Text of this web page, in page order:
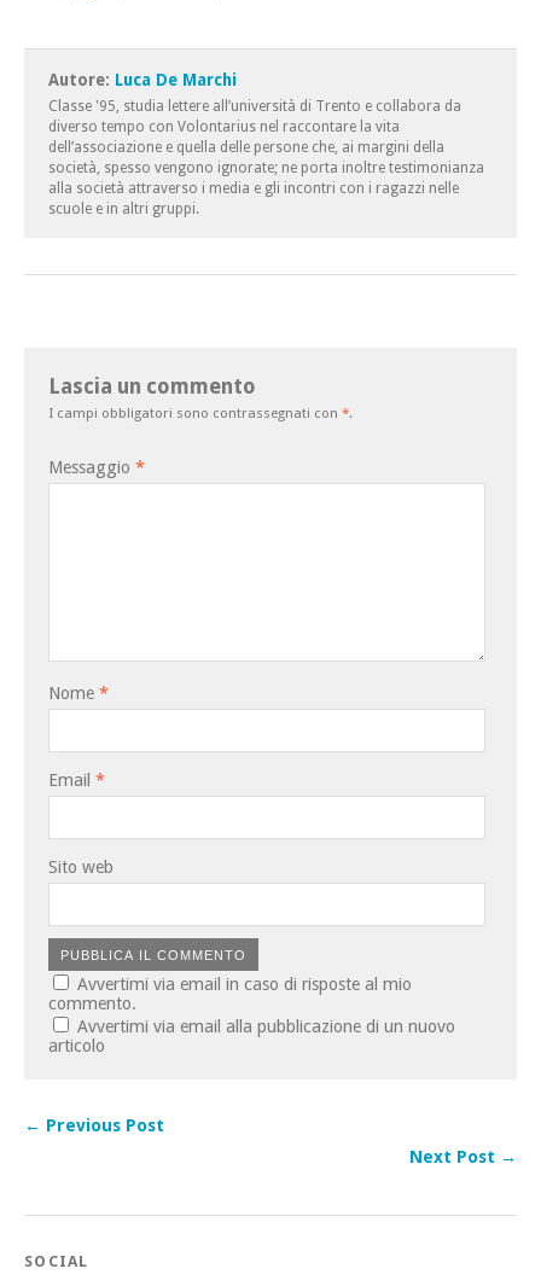
Autore: Luca De Marchi
Classe '95, studia lettere all’università di Trento e collabora da
diverso tempo con Volontarius nel raccontare la vita
dell’associazione e quella delle persone che, ai margini della
società, spesso vengono ignorate; ne porta inoltre testimonianza
alla società attraverso i media e gli incontri con i ragazzi nelle
scuole e in altri gruppi.
Lascia un commento
I campi obbligatori sono contrassegnati con *.
Messaggio *
Nome *
Email *
Sito web
Avvertimi via email in caso di risposte al mio
commento.
Avvertimi via email alla pubblicazione di un nuovo
articolo
← Previous Post
Next Post →
SOCIAL